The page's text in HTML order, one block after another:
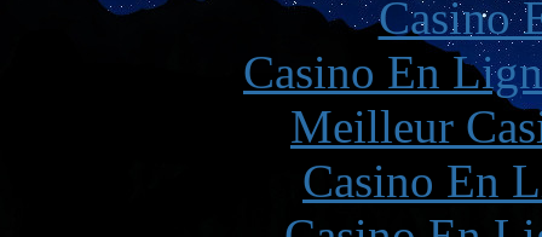
Casino
Casino En
Meilleur
Casino En